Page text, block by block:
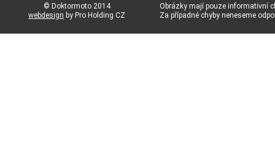
© Doktormoto 2014
webdesign by Pro Holding CZ
Obrázky mají pouze informativní
Za případné chyby neneseme